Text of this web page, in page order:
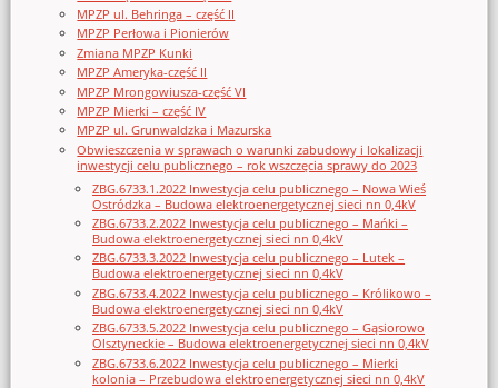
MPZP ul. Behringa – część II
MPZP Perłowa i Pionierów
Zmiana MPZP Kunki
MPZP Ameryka-część II
MPZP Mrongowiusza-część VI
MPZP Mierki – część IV
MPZP ul. Grunwaldzka i Mazurska
Obwieszczenia w sprawach o warunki zabudowy i lokalizacji
inwestycji celu publicznego – rok wszczęcia sprawy do 2023
ZBG.6733.1.2022 Inwestycja celu publicznego – Nowa Wieś
Ostródzka – Budowa elektroenergetycznej sieci nn 0,4kV
ZBG.6733.2.2022 Inwestycja celu publicznego – Mańki –
Budowa elektroenergetycznej sieci nn 0,4kV
ZBG.6733.3.2022 Inwestycja celu publicznego – Lutek –
Budowa elektroenergetycznej sieci nn 0,4kV
ZBG.6733.4.2022 Inwestycja celu publicznego – Królikowo –
Budowa elektroenergetycznej sieci nn 0,4kV
ZBG.6733.5.2022 Inwestycja celu publicznego – Gąsiorowo
Olsztyneckie – Budowa elektroenergetycznej sieci nn 0,4kV
ZBG.6733.6.2022 Inwestycja celu publicznego – Mierki
kolonia – Przebudowa elektroenergetycznej sieci nn 0,4kV